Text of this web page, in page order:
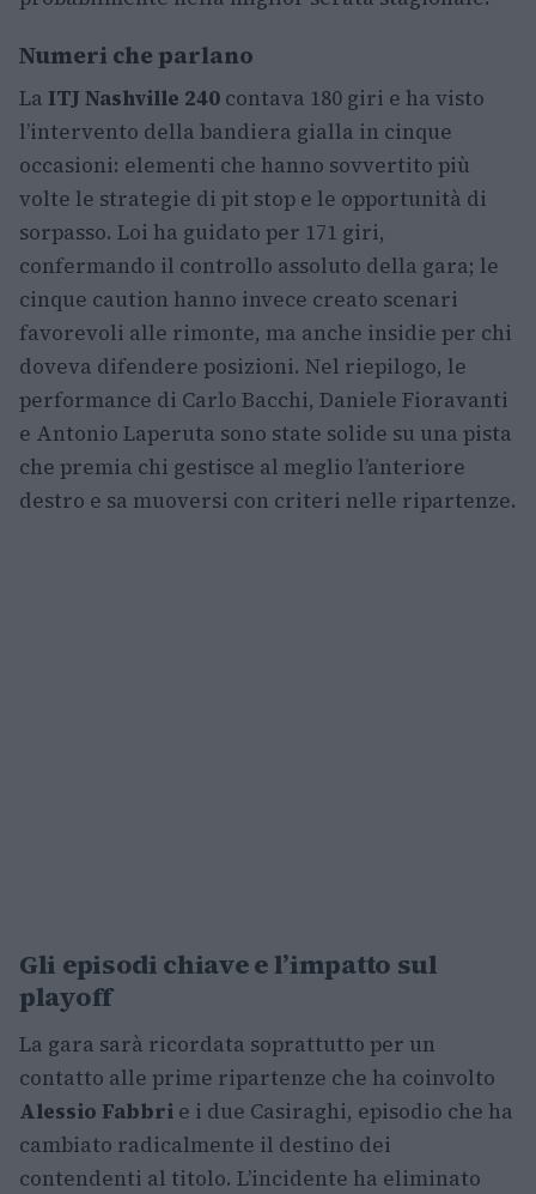
Numeri che parlano
La ITJ Nashville 240 contava 180 giri e ha visto
l’intervento della bandiera gialla in cinque
occasioni: elementi che hanno sovvertito più
volte le strategie di pit stop e le opportunità di
sorpasso. Loi ha guidato per 171 giri,
confermando il controllo assoluto della gara; le
cinque caution hanno invece creato scenari
favorevoli alle rimonte, ma anche insidie per chi
doveva difendere posizioni. Nel riepilogo, le
performance di Carlo Bacchi, Daniele Fioravanti
e Antonio Laperuta sono state solide su una pista
che premia chi gestisce al meglio l’anteriore
destro e sa muoversi con criteri nelle ripartenze.
Gli episodi chiave e l’impatto sul
playoff
La gara sarà ricordata soprattutto per un
contatto alle prime ripartenze che ha coinvolto
Alessio Fabbri e i due Casiraghi, episodio che ha
cambiato radicalmente il destino dei
contendenti al titolo. L’incidente ha eliminato